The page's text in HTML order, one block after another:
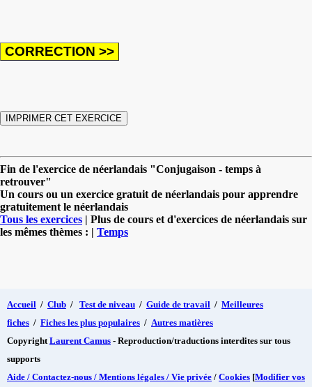
Fin de l'exercice de néerlandais "Conjugaison - temps à
retrouver"
Un cours ou un exercice gratuit de néerlandais pour apprendre
gratuitement le néerlandais
Tous les exercices | Plus de cours et d'exercices de néerlandais sur
les mêmes thèmes : | Temps
Accueil / Club / Test de niveau / Guide de travail / Meilleures
fiches / Fiches les plus populaires / Autres matières
Copyright Laurent Camus - Reproduction/traductions interdites sur tous
supports
Aide / Contactez-nous / Mentions légales / Vie privée / Cookies [Modifier vos